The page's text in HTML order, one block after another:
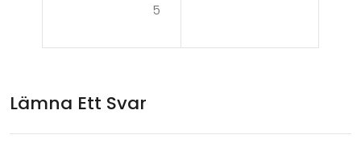
ces
sor
et:
bäs
5
Lämna Ett Svar